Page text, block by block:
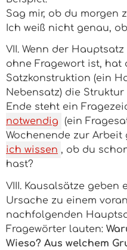
Sag mir, ob du morgen
Ich weiß nicht genau,
VII. Wenn der
ohne Fragewort ist, hat
Satzkonstruktion (ein
Nebensatz) die Struktur
Ende steht ein
notwendig
(ein
Wochenende zur Arbeit
ich wissen , ob du
hast?
VIII. Kausalsätze geben
Ursache zu einem
nachfolgenden
Fragewörter lauten:
Wieso? Aus welchem